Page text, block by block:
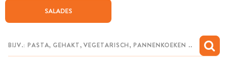
SALADES
CHAT MET MAIA
MIJN BEWAARDE RECEPTEN